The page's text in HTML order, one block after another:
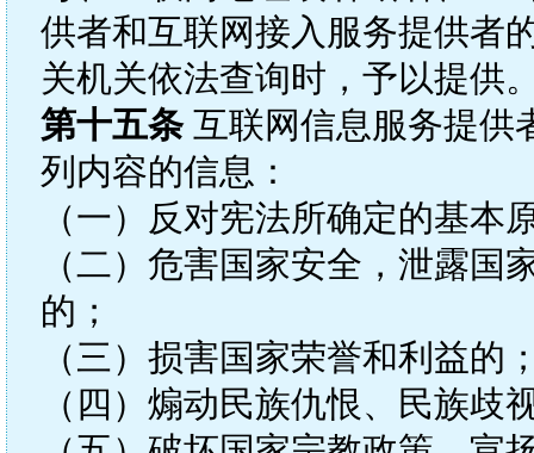
供者和互联网接入服务提供者
关机关依法查询时，予以提供
第十五条互联网信息服务提供
列内容的信息：
（一）反对宪法所确定的基本
（二）危害国家安全，泄露
的；
（三）损害国家荣誉和利益的
（四）煽动民族仇恨、民族歧